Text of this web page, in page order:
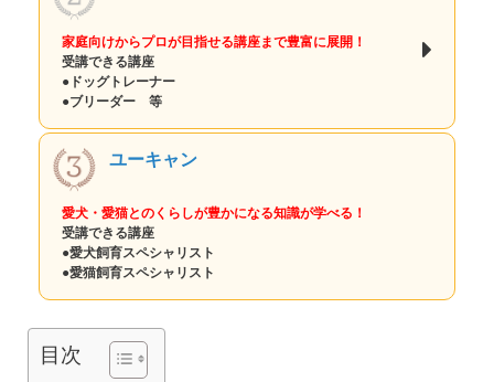
家庭向けからプロが目指せる講座まで豊富に展開！
受講できる講座
●ドッグトレーナー
●ブリーダー 等
ユーキャン
愛犬・愛猫とのくらしが豊かになる知識が学べる！
受講できる講座
●愛犬飼育スペシャリスト
●愛猫飼育スペシャリスト
目次